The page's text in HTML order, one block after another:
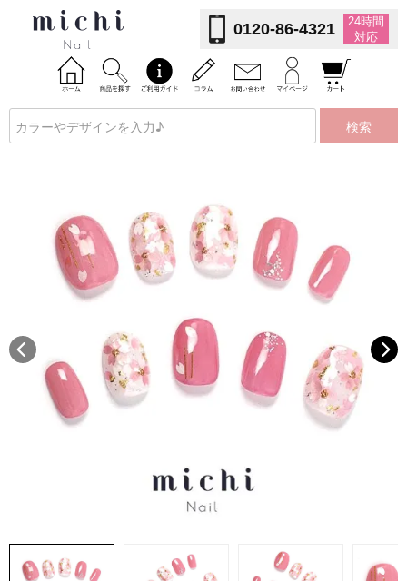
0120-86-4321
24時間
対応
検索